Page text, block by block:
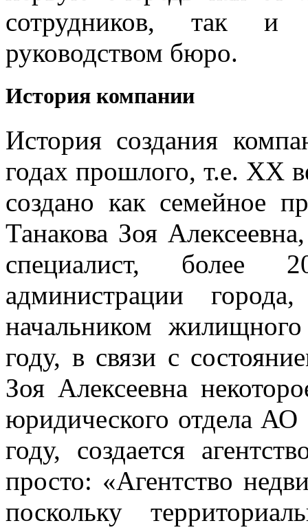
сотрудников, так и
руководством бюро.
История компании
История создания
годах прошлого, т.е. XX
создано как семейное
Танакова Зоя
специалист, более
администрации
начальником
году, в связи с
Зоя Алексеевна
юридического отдела
году, создается
просто: «Агентство
поскольку